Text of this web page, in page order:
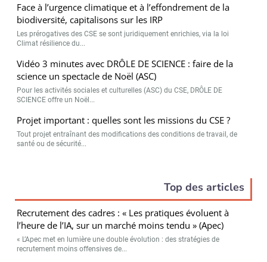
Face à l’urgence climatique et à l’effondrement de la
biodiversité, capitalisons sur les IRP
Les prérogatives des CSE se sont juridiquement enrichies, via la loi
Climat résilience du...
Vidéo 3 minutes avec DRÔLE DE SCIENCE : faire de la
science un spectacle de Noël (ASC)
Pour les activités sociales et culturelles (ASC) du CSE, DRÔLE DE
SCIENCE offre un Noël...
Projet important : quelles sont les missions du CSE ?
Tout projet entraînant des modifications des conditions de travail, de
santé ou de sécurité...
Top des articles
Recrutement des cadres : « Les pratiques évoluent à
l’heure de l’IA, sur un marché moins tendu » (Apec)
« L’Apec met en lumière une double évolution : des stratégies de
recrutement moins offensives de...